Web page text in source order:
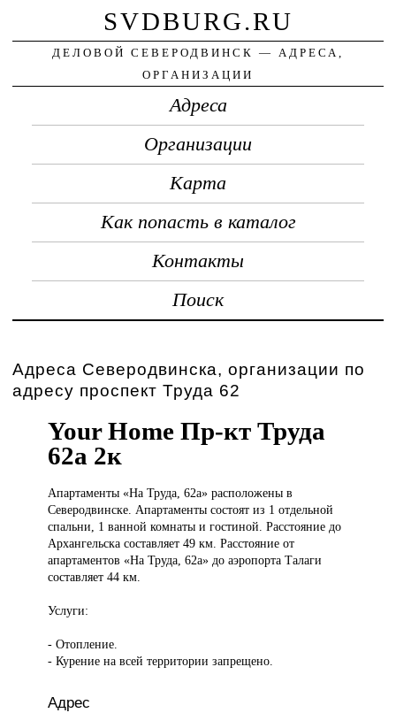
SVDBURG.RU
ДЕЛОВОЙ СЕВЕРОДВИНСК — АДРЕСА,
ОРГАНИЗАЦИИ
Адреса
Организации
Карта
Как попасть в каталог
Контакты
Поиск
Адреса Северодвинска, организации по
адресу проспект Труда 62
Your Home Пр-кт Труда
62а 2к
Апартаменты «НаТруда, 62а» расположены в
Северодвинске. Апартаменты состоят из 1 отдельной
спальни, 1 ванной комнаты и гостиной. Расстояние до
Архангельска составляет 49 км. Расстояние от
апартаментов «На Труда, 62а» до аэропорта Талаги
составляет 44 км.
Услуги:
- Отопление.
- Курение на всей территории запрещено.
Адрес